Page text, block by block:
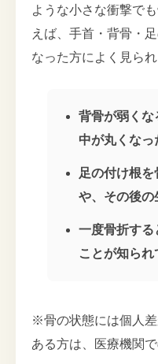
ような小さな衝撃で
えば、手首・背骨・
なった方によく見られ
背骨が弱くな
中が丸くなっ
足の付け根
や、その後の
一度骨折する
ことが知られ
※骨の状態には個人
ある方は、医療機関